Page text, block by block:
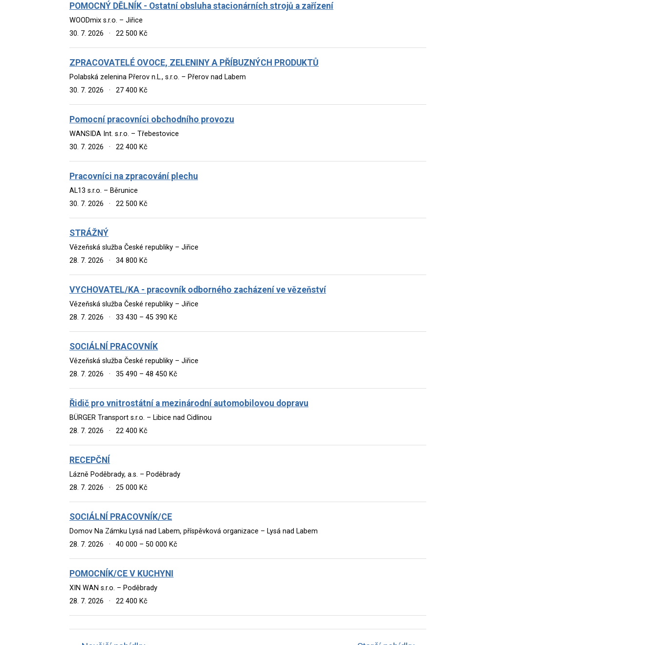
POMOCNÝ DĚLNÍK - Ostatní obsluha stacionárních strojů a zařízení
WOODmix s.r.o. – Jiřice
30. 7. 2026
· 22 500 Kč
ZPRACOVATELÉ OVOCE, ZELENINY A PŘÍBUZNÝCH PRODUKTŮ
Polabská zelenina Přerov n.L., s.r.o. – Přerov nad Labem
30. 7. 2026
· 27 400 Kč
Pomocní pracovníci obchodního provozu
WANSIDA Int. s.r.o. – Třebestovice
30. 7. 2026
· 22 400 Kč
Pracovníci na zpracování plechu
AL13 s.r.o. – Běrunice
30. 7. 2026
· 22 500 Kč
STRÁŽNÝ
Vězeňská služba České republiky – Jiřice
28. 7. 2026
· 34 800 Kč
VYCHOVATEL/KA - pracovník odborného zacházení ve vězeňství
Vězeňská služba České republiky – Jiřice
28. 7. 2026
· 33 430 – 45 390 Kč
SOCIÁLNÍ PRACOVNÍK
Vězeňská služba České republiky – Jiřice
28. 7. 2026
· 35 490 – 48 450 Kč
Řidič pro vnitrostátní a mezinárodní automobilovou dopravu
BÜRGER Transport s.r.o. – Libice nad Cidlinou
28. 7. 2026
· 22 400 Kč
RECEPČNÍ
Lázně Poděbrady, a.s. – Poděbrady
28. 7. 2026
· 25 000 Kč
SOCIÁLNÍ PRACOVNÍK/CE
Domov Na Zámku Lysá nad Labem, příspěvková organizace – Lysá nad Labem
28. 7. 2026
· 40 000 – 50 000 Kč
POMOCNÍK/CE V KUCHYNI
XIN WAN s.r.o. – Poděbrady
28. 7. 2026
· 22 400 Kč